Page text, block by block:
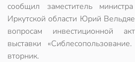
сообщил заместитель
Иркутской области Юрий
вопросам инвестиционной
выставки
вторник.